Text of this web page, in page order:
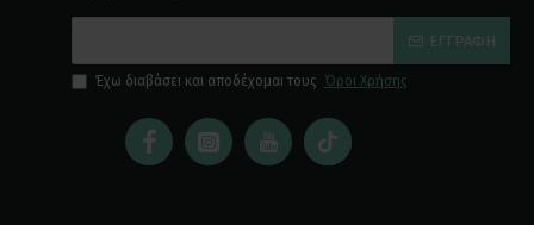
ΕΓΓΡΑΦΉ
Έχω διαβάσει και αποδέχομαι τους Όροι Χρήσης